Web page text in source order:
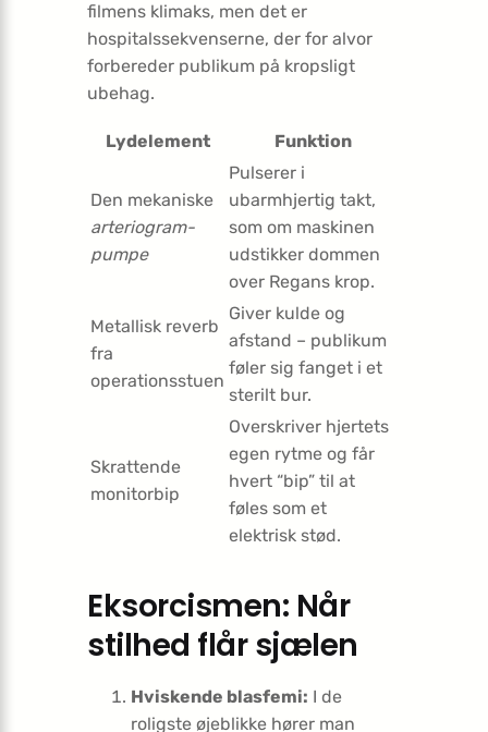
filmens klimaks, men det er
hospitalssekvenserne, der for alvor
forbereder publikum på kropsligt
ubehag.
Lydelement Funktion
Den mekaniske
arteriogram-
pumpe
Pulserer i
ubarmhjertig takt,
som om maskinen
udstikker dommen
over Regans krop.
Metallisk reverb
fra
operationsstuen
Giver kulde og
afstand – publikum
føler sig fanget i et
sterilt bur.
Skrattende
monitorbip
Overskriver hjertets
egen rytme og får
hvert “bip” til at
føles som et
elektrisk stød.
Eksorcismen: Når
stilhed flår sjælen
Hviskende blasfemi: I de
roligste øjeblikke hører man